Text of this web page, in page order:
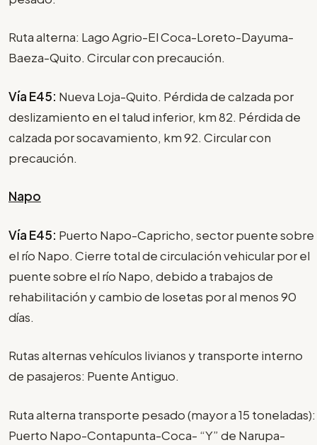
Ruta alterna: Lago Agrio-El Coca-Loreto-Dayuma-
Baeza-Quito. Circular con precaución.
Vía E45: Nueva Loja-Quito. Pérdida de calzada por
deslizamiento en el talud inferior, km 82. Pérdida de
calzada por socavamiento, km 92. Circular con
precaución.
Napo
Vía E45: Puerto Napo-Capricho, sector puente sobre
el río Napo. Cierre total de circulación vehicular por el
puente sobre el río Napo, debido a trabajos de
rehabilitación y cambio de losetas por al menos 90
días.
Rutas alternas vehículos livianos y transporte interno
de pasajeros: Puente Antiguo.
Ruta alterna transporte pesado (mayor a 15 toneladas):
Puerto Napo-Contapunta-Coca- “Y” de Narupa-